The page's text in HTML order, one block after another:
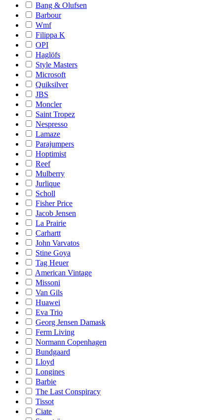
Bang & Olufsen
Barbour
Wmf
Filippa K
OPI
Haglöfs
Style Masters
Microsoft
Quiksilver
JBS
Moncler
Saint Tropez
Nespresso
Lamaze
Parajumpers
Hoptimist
Reef
Mulberry
Jurlique
Scholl
Fisher Price
Jacob Jensen
La Prairie
Carhartt
John Varvatos
Stine Goya
Tag Heuer
American Vintage
Missoni
Van Gils
Huawei
Eva Trio
Georg Jensen Damask
Ferm Living
Normann Copenhagen
Bundgaard
Lloyd
Longines
Barbie
The Last Conspiracy
Tissot
Ciate